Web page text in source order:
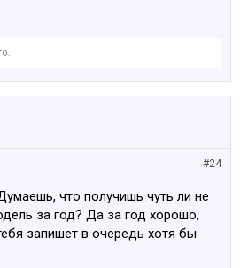
#24
что получишь чуть ли не
за год? Да за год хорошо,
запишет в очередь хотя бы